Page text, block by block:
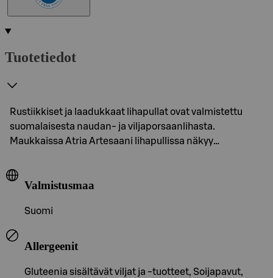
Tuotetiedot
Rustiikkiset ja laadukkaat lihapullat ovat valmistettu
suomalaisesta naudan- ja viljaporsaanlihasta.
Maukkaissa Atria Artesaani lihapullissa näkyy…
Valmistusmaa
Suomi
Allergeenit
Gluteenia sisältävät viljat ja -tuotteet, Soijapavut,